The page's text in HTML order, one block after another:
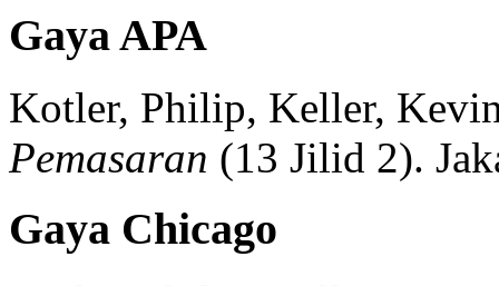
Gaya APA
Kotler, Philip, Keller,
Pemasaran (13 Jilid 2).
Gaya Chicago